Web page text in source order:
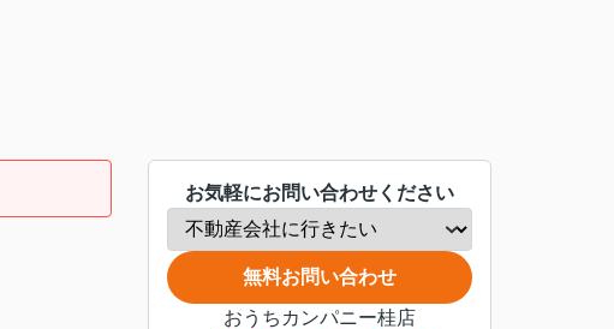
お気軽にお問い合わせください
無料お問い合わせ
おうちカンパニー桂店